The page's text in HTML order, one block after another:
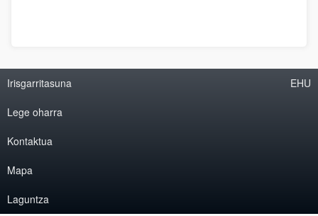
Irisgarritasuna
Lege oharra
Kontaktua
Mapa
Laguntza
EHU